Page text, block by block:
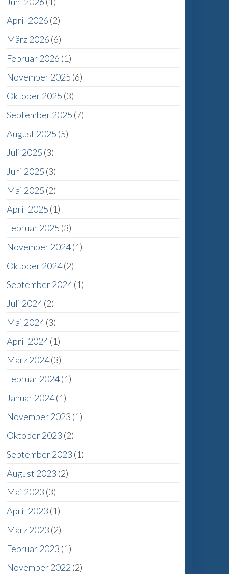
April 2026 (2)
März 2026 (6)
Februar 2026 (1)
November 2025 (6)
Oktober 2025 (3)
September 2025 (7)
August 2025 (5)
Juli 2025 (3)
Juni 2025 (3)
Mai 2025 (2)
April 2025 (1)
Februar 2025 (3)
November 2024(1)
Oktober 2024(2)
September 2024(1)
Juli 2024(2)
Mai 2024(3)
April 2024(1)
März 2024(3)
Februar 2024(1)
Januar 2024(1)
November 2023 (1)
Oktober 2023 (2)
September 2023 (1)
August 2023 (2)
Mai 2023 (3)
April 2023 (1)
März 2023 (2)
Februar 2023 (1)
November 2022 (2)